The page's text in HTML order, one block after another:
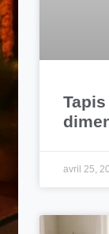
avril 25,